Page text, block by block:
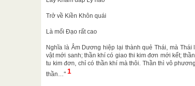
Trở về Kiền Khôn quái
Là mối Đạo rất cao
Nghĩa là Âm Dương hiệp lại thành quẻ Thái, mà
vật mới sanh; thần khí có giao thi kim đơn mới kết;
tu kim đơn, chỉ có thần khí mà thôi. Thần thì vô
thần…" 1